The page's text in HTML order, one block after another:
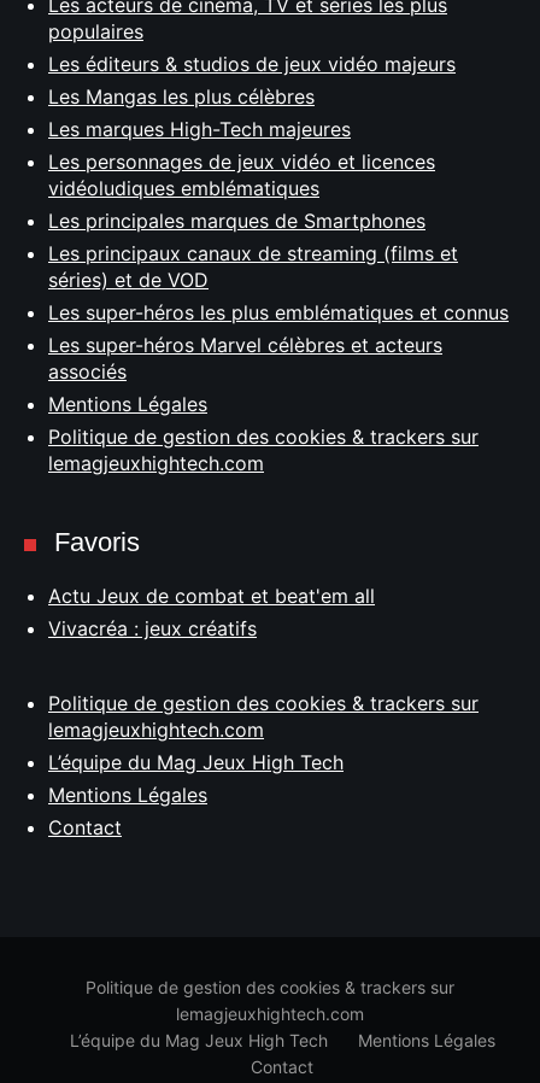
populaires
Les éditeurs & studios de jeux vidéo majeurs
Les Mangas les plus célèbres
Les marques High-Tech majeures
Les personnages de jeux vidéo et licences
vidéoludiques emblématiques
Les principales marques de Smartphones
Les principaux canaux de streaming (films et
séries) et de VOD
Les super-héros les plus emblématiques et connus
Les super-héros Marvel célèbres et acteurs
associés
Mentions Légales
Politique de gestion des cookies & trackers sur
lemagjeuxhightech.com
Favoris
Actu Jeux de combat et beat'em all
Vivacréa : jeux créatifs
Politique de gestion des cookies & trackers sur
lemagjeuxhightech.com
L’équipe du Mag Jeux High Tech
Mentions Légales
Contact
Politique de gestion des cookies & trackers sur
lemagjeuxhightech.com
L’équipe du Mag Jeux High Tech
Mentions Légales
Contact